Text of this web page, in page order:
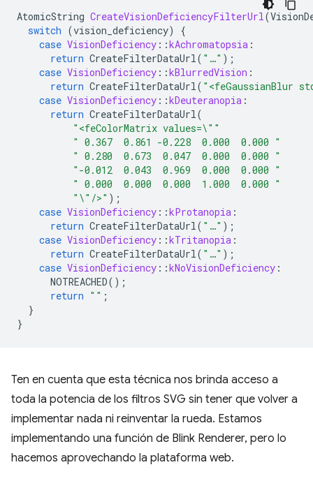
AtomicString CreateVisionDeficiencyFilterUrl(
switch (vision_deficiency)
{
case VisionDeficiency ::kAchromatopsia :
return CreateFilterDataUrl( "…" );
case VisionDeficiency ::kBlurredVision :
return CreateFilterDataUrl( "<feGaussianBlur
case VisionDeficiency ::kDeuteranopia :
return CreateFilterDataUrl(
"<feColorMatrix values=\" "
" 0.367  0.861 -0.228  0.000  0.000 "
" 0.280  0.673  0.047  0.000  0.000 "
"-0.012  0.043  0.969  0.000  0.000 "
" 0.000  0.000  0.000  1.000  0.000 "
" \" />" );
case VisionDeficiency ::kProtanopia :
return CreateFilterDataUrl( "…" );
case VisionDeficiency ::kTritanopia :
return CreateFilterDataUrl( "…" );
case VisionDeficiency ::kNoVisionDeficiency :
NOTREACHED();
return "" ;
}
}
Ten en cuenta que esta técnica nos brinda acceso a
toda la potencia de los filtros SVG sin tener que volver a
implementar nada ni reinventar la rueda. Estamos
implementando una función de Blink Renderer, pero lo
hacemos aprovechando la plataforma web.